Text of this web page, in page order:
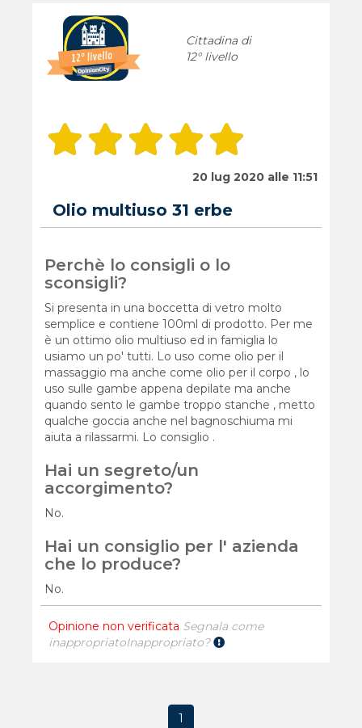
Cittadina di
12° livello
20 lug 2020 alle 11:51
Olio multiuso 31 erbe
Perchè lo consigli o lo
sconsigli?
Si presenta in una boccetta di vetro molto
semplice e contiene 100ml di prodotto. Per me
è un ottimo olio multiuso ed in famiglia lo
usiamo un po' tutti. Lo uso come olio per il
massaggio ma anche come olio per il corpo , lo
uso sulle gambe appena depilate ma anche
quando sento le gambe troppo stanche , metto
qualche goccia anche nel bagnoschiuma mi
aiuta a rilassarmi. Lo consiglio .
Hai un segreto/un
accorgimento?
No.
Hai un consiglio per l' azienda
che lo produce?
No.
Opinione non verificata Segnala come
inappropriatoInappropriato?
1